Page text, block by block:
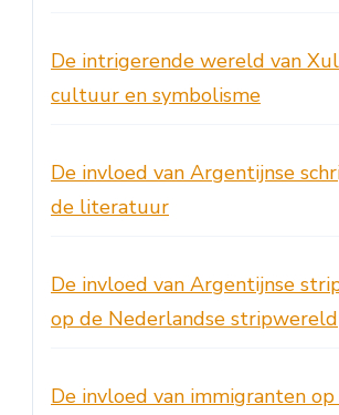
De intrigerende wereld van
cultuur en symbolisme
De invloed van Argentijnse
de literatuur
De invloed van Argentijnse
op de Nederlandse stripwereld
De invloed van immigranten